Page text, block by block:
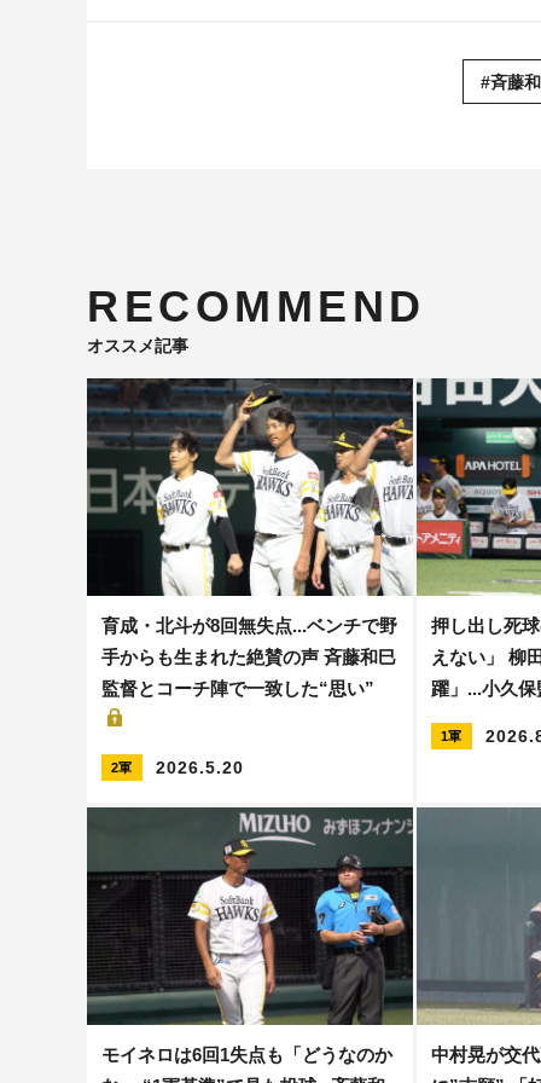
#斉藤
RECOMMEND
オススメ記事
育成・北斗が8回無失点...ベンチで野
手からも生まれた絶賛の声 斉藤和巳
監督とコーチ陣で一致した“思い”
2軍 2026.5.20
押し出し死
えない」 柳
躍」...小久
1軍
モイネロは6回1失点も「どうなのか
中村晃が交